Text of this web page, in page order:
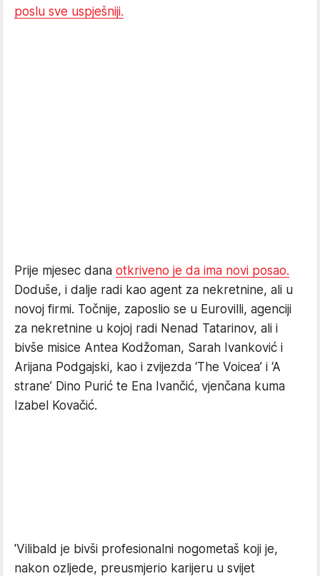
poslu sve uspješniji.
Prije mjesec dana otkriveno je da ima novi posao.
Doduše, i dalje radi kao agent za nekretnine, ali u
novoj firmi. Točnije, zaposlio se u Eurovilli, agenciji
za nekretnine u kojoj radi Nenad Tatarinov, ali i
bivše misice Antea Kodžoman, Sarah Ivanković i
Arijana Podgajski, kao i zvijezda ‘The Voicea’ i ‘A
strane’ Dino Purić te Ena Ivančić, vjenčana kuma
Izabel Kovačić.
'Vilibald je bivši profesionalni nogometaš koji je,
nakon ozljede, preusmjerio karijeru u svijet